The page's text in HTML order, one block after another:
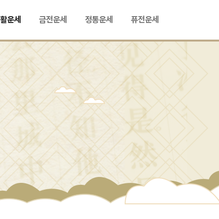
운세 금전운세 정통운세 퓨전운세